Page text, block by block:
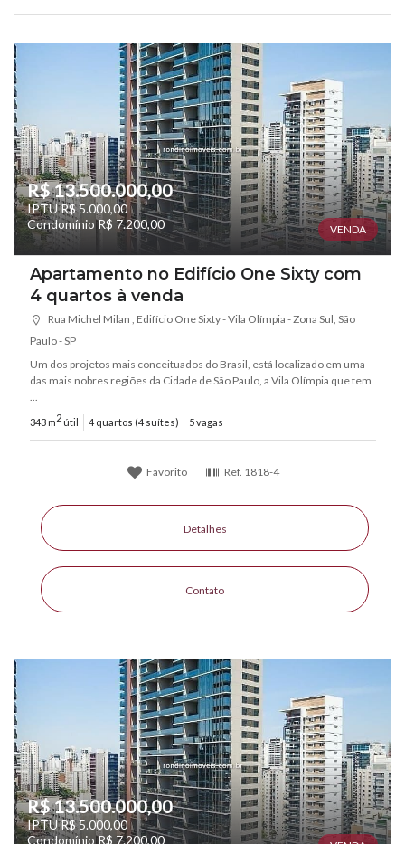
R$ 13.500.000,00
IPTU R$ 5.000,00
Condomínio R$ 7.200,00
VENDA
Apartamento no Edifício One Sixty com
4 quartos à venda
Rua Michel Milan , Edifício One Sixty - Vila Olímpia - Zona Sul, São
Paulo - SP
Um dos projetos mais conceituados do Brasil, está localizado em uma
das mais nobres regiões da Cidade de São Paulo, a Vila Olímpia que tem
...
343 m2 útil 4 quartos (4 suítes) 5 vagas
Favorito Ref. 1818-4
Detalhes
Contato
R$ 13.500.000,00
IPTU R$ 5.000,00
Condomínio R$ 7.200,00